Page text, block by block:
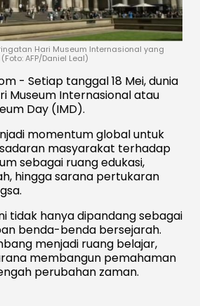
Hari Museum Internasional yang
AFP/Daniel Leal)
- Setiap tanggal 18 Mei, dunia
Museum Internasional atau
Day (IMD).
momentum global untuk
masyarakat terhadap
sebagai ruang edukasi,
hingga sarana pertukaran
tidak hanya dipandang sebagai
benda-benda bersejarah.
menjadi ruang belajar,
membangun pemahaman
perubahan zaman.